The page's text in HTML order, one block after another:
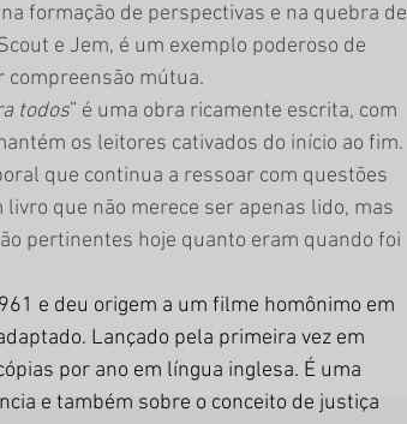
formação de perspectivas e na quebra de
e Jem, é um exemplo poderoso de
compreensão mútua.
todos” é uma obra ricamente escrita, com
os leitores cativados do início ao fim.
que continua a ressoar com questões
que não merece ser apenas lido, mas
pertinentes hoje quanto eram quando foi
e deu origem a um filme homônimo em
Lançado pela primeira vez em
por ano em língua inglesa. É uma
e também sobre o conceito de justiça